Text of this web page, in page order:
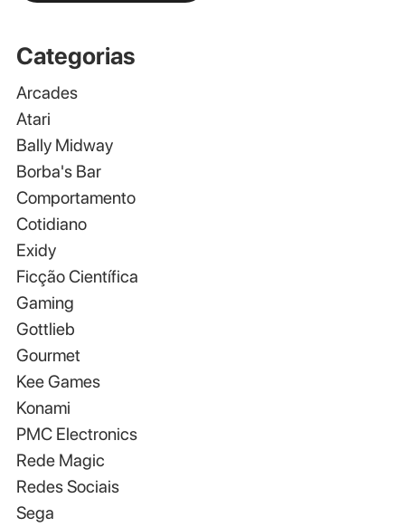
Categorias
Arcades
Atari
Bally Midway
Borba's Bar
Comportamento
Cotidiano
Exidy
Ficção Científica
Gaming
Gottlieb
Gourmet
Kee Games
Konami
PMC Electronics
Rede Magic
Redes Sociais
Sega